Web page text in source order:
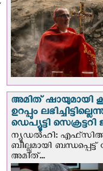
അമിത് ഷായുമായി
ഉറപ്പും
ഡെപ്യൂട്ടി
ന്യൂഡല്‍ഹി:
ബില്ലുമായി ബന്ധപ്പെട്ട്
അമിത്...